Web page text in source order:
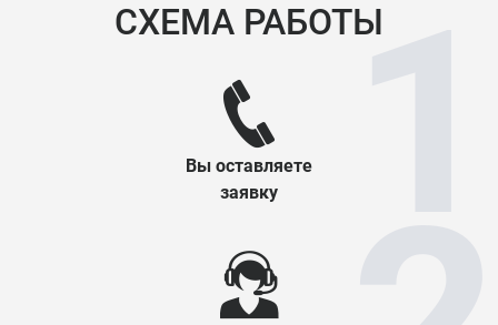
СХЕМА РАБОТЫ
Вы оставляете
заявку